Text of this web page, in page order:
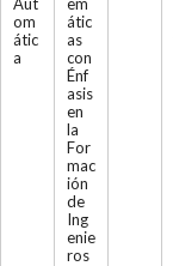
om
átic
a
átic
as
con
Énf
asis
en
la
For
mac
ión
de
Ing
enie
ros